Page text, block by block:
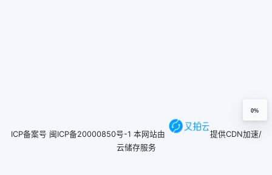
0%
ICP备案号 闽ICP备20000850号-1 本网站由
提供CDN加速/
云储存服务